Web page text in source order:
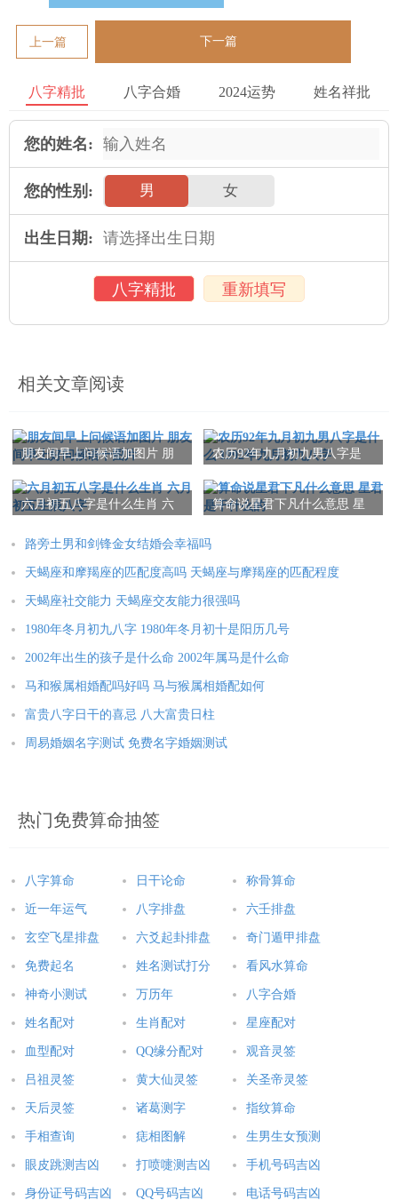
上一篇 下一篇
八字精批 八字合婚 2024运势 姓名祥批
您的姓名:
您的性别: 男 女
出生日期:
八字精批 重新填写
相关文章阅读
朋友间早上问候语加图片 朋
农历92年九月初九男八字是
六月初五八字是什么生肖 六
算命说星君下凡什么意思 星
路旁土男和剑锋金女结婚会幸福吗
天蝎座和摩羯座的匹配度高吗 天蝎座与摩羯座的匹配程度
天蝎座社交能力 天蝎座交友能力很强吗
1980年冬月初九八字 1980年冬月初十是阳历几号
2002年出生的孩子是什么命 2002年属马是什么命
马和猴属相婚配吗好吗 马与猴属相婚配如何
富贵八字日干的喜忌 八大富贵日柱
周易婚姻名字测试 免费名字婚姻测试
热门免费算命抽签
八字算命 日干论命 称骨算命
近一年运气 八字排盘 六壬排盘
玄空飞星排盘 六爻起卦排盘 奇门遁甲排盘
免费起名 姓名测试打分 看风水算命
神奇小测试 万历年 八字合婚
姓名配对 生肖配对 星座配对
血型配对 QQ缘分配对 观音灵签
吕祖灵签 黄大仙灵签 关圣帝灵签
天后灵签 诸葛测字 指纹算命
手相查询 痣相图解 生男生女预测
眼皮跳测吉凶 打喷嚏测吉凶 手机号码吉凶
身份证号码吉凶 QQ号码吉凶 电话号码吉凶